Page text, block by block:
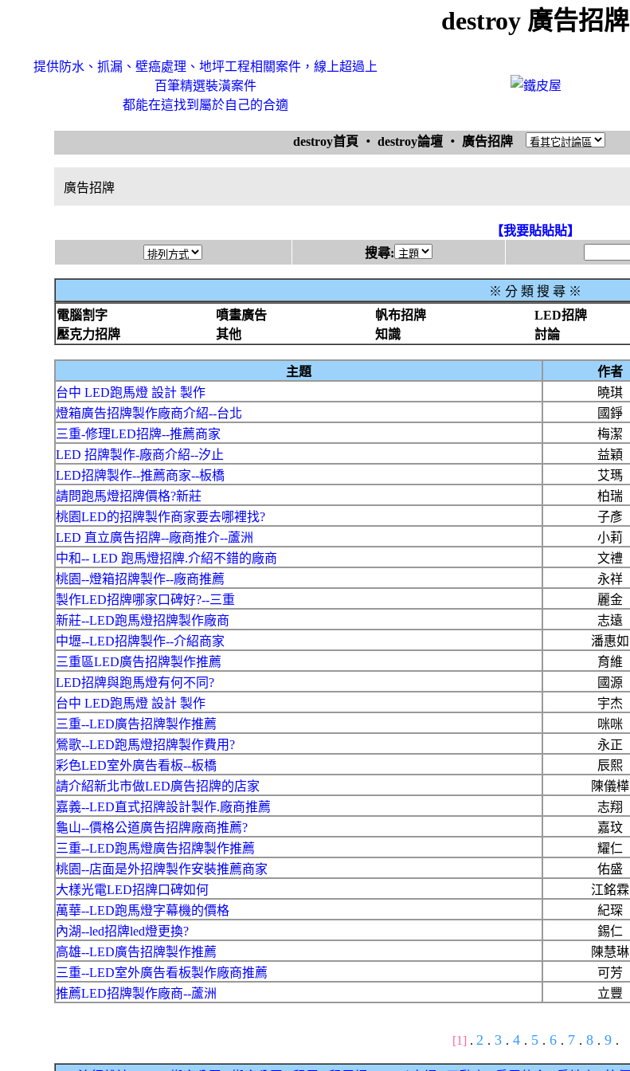
destroy 廣告招牌
提供防水、抓漏、壁癌處理、地坪工程相關案件，線上超過上
百筆精選裝潢案件
都能在這找到屬於自己的合適
destroy首頁 ‧ destroy論壇 ‧ 廣告招牌
廣告招牌
【我要貼貼貼】
搜尋:
※ 分 類 搜 尋 ※
電腦割字
噴畫廣告 帆布招牌 LED招牌
壓克力招牌
其他 知識 討論
主題 作者
台中 LED跑馬燈 設計 製作
曉琪
燈箱廣告招牌製作廠商介紹--台北 國錚
三重-修理LED招牌--推薦商家 梅潔
LED 招牌製作-廠商介紹--汐止 益穎
LED招牌製作--推薦商家--板橋 艾瑪
請問跑馬燈招牌價格?新莊 柏瑞
桃園LED的招牌製作商家要去哪裡找? 子彥
LED 直立廣告招牌--廠商推介--蘆洲 小莉
中和-- LED 跑馬燈招牌.介紹不錯的廠商 文禮
桃園--燈箱招牌製作--廠商推薦 永祥
製作LED招牌哪家口碑好?--三重 麗金
新莊--LED跑馬燈招牌製作廠商 志遠
中壢--LED招牌製作--介紹商家 潘惠如
三重區LED廣告招牌製作推薦 育維
LED招牌與跑馬燈有何不同? 國源
台中 LED跑馬燈 設計 製作 宇杰
三重--LED廣告招牌製作推薦 咪咪
鶯歌--LED跑馬燈招牌製作費用? 永正
彩色LED室外廣告看板--板橋 辰熙
請介紹新北市做LED廣告招牌的店家 陳儀樺
嘉義--LED直式招牌設計製作.廠商推薦 志翔
龜山--價格公道廣告招牌廠商推薦? 嘉玟
三重--LED跑馬燈廣告招牌製作推薦 耀仁
桃園--店面是外招牌製作安裝推薦商家 佑盛
大樣光電LED招牌口碑如何 江銘霖
萬華--LED跑馬燈字幕機的價格 紀琛
內湖--led招牌led燈更換? 錫仁
高雄--LED廣告招牌製作推薦 陳慧琳
三重--LED室外廣告看板製作廠商推薦 可芳
推薦LED招牌製作廠商--蘆洲 立豐
[1] . 2 . 3 . 4 . 5 . 6 . 7 . 8 . 9 .